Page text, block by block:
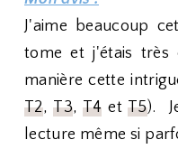
J'aime beaucoup
tome et j'étais très
manière cette
T2,T3,T4 etT5).
lecture même si